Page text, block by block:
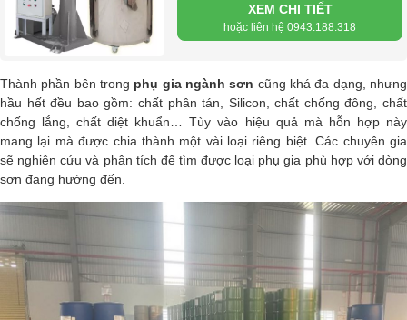
XEM CHI TIẾT
hoặc liên hệ 0943.188.318
Thành phần bên trong phụ gia ngành sơn cũng khá đa dạng, nhưng
hầu hết đều bao gồm: chất phân tán, Silicon, chất chống đông, chất
chống lắng, chất diệt khuẩn… Tùy vào hiệu quả mà hỗn hợp này
mang lại mà được chia thành một vài loại riêng biệt. Các chuyên gia
sẽ nghiên cứu và phân tích để tìm được loại phụ gia phù hợp với dòng
sơn đang hướng đến.